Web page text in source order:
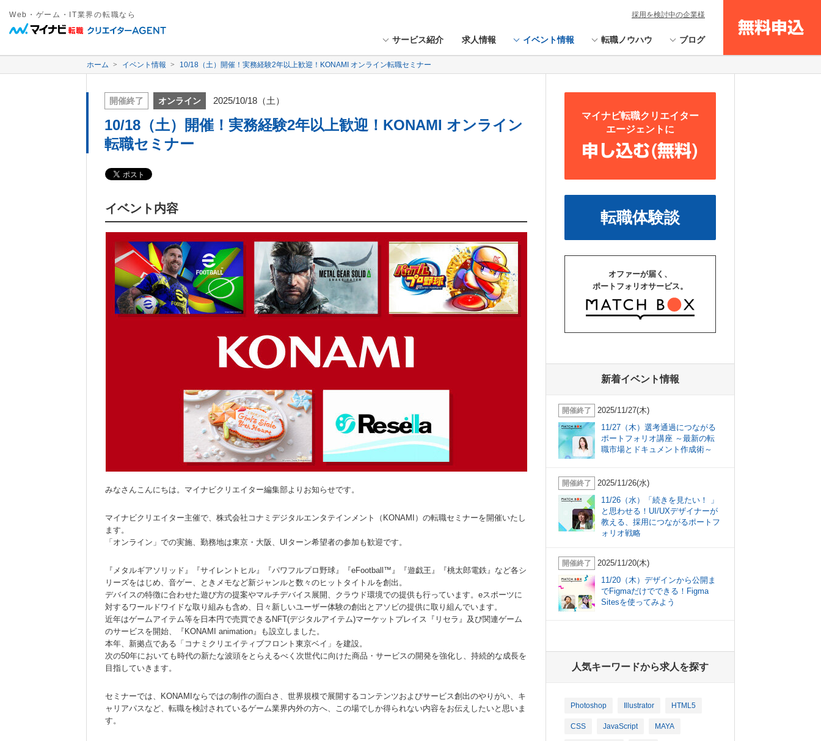
Web・ゲーム・IT業界の転職なら
サービス紹介 求人情報 イベント情報 転職ノウハウ ブログ
無料申込
採用を検討中の企業様
ホーム イベント情報 10/18（土）開催！実務経験2年以上歓迎！KONAMI オンライン転職セミナー
開催終了 オンライン 2025/10/18（土）
10/18（土）開催！実務経験2年以上歓迎！KONAMI オンライン
転職セミナー
イベント内容
みなさんこんにちは。マイナビクリエイター編集部よりお知らせです。
マイナビクリエイター主催で、株式会社コナミデジタルエンタテインメント（KONAMI）の転職セミナーを開催いたし
ます。
「オンライン」での実施、勤務地は東京・大阪、UIターン希望者の参加も歓迎です。
『メタルギアソリッド』『サイレントヒル』『パワフルプロ野球』『eFootball™』『遊戯王』『桃太郎電鉄』など各シ
リーズをはじめ、音ゲー、ときメモなど新ジャンルと数々のヒットタイトルを創出。
デバイスの特徴に合わせた遊び方の提案やマルチデバイス展開、クラウド環境での提供も行っています。eスポーツに
対するワールドワイドな取り組みも含め、日々新しいユーザー体験の創出とアソビの提供に取り組んでいます。
近年はゲームアイテム等を日本円で売買できるNFT(デジタルアイテム)マーケットプレイス『リセラ』及び関連ゲーム
のサービスを開始、『KONAMI animation』も設立しました。
本年、新拠点である「コナミクリエイティブフロント東京ベイ」を建設。
次の50年においても時代の新たな波頭をとらえるべく次世代に向けた商品・サービスの開発を強化し、持続的な成長を
目指していきます。
セミナーでは、KONAMIならではの制作の面白さ、世界規模で展開するコンテンツおよびサービス創出のやりがい、キ
ャリアパスなど、転職を検討されているゲーム業界内外の方へ、この場でしか得られない内容をお伝えしたいと思いま
す。
マイナビ転職クリエイター
エージェントに
申し込む(無料)
転職体験談
オファーが届く、
ポートフォリオサービス。
新着イベント情報
開催終了
2025/11/27(木)
11/27（木）選考通過につながる
ポートフォリオ講座 ～最新の転
職市場とドキュメント作成術～
開催終了
2025/11/26(水)
11/26（水）「続きを見たい！ 」
と思わせる！UI/UXデザイナーが
教える、採用につながるポートフ
ォリオ戦略
開催終了
2025/11/20(木)
11/20（木）デザインから公開ま
でFigmaだけでできる！Figma
Sitesを使ってみよう
人気キーワードから求人を探す
Photoshop Illustrator HTML5
CSS JavaScript MAYA